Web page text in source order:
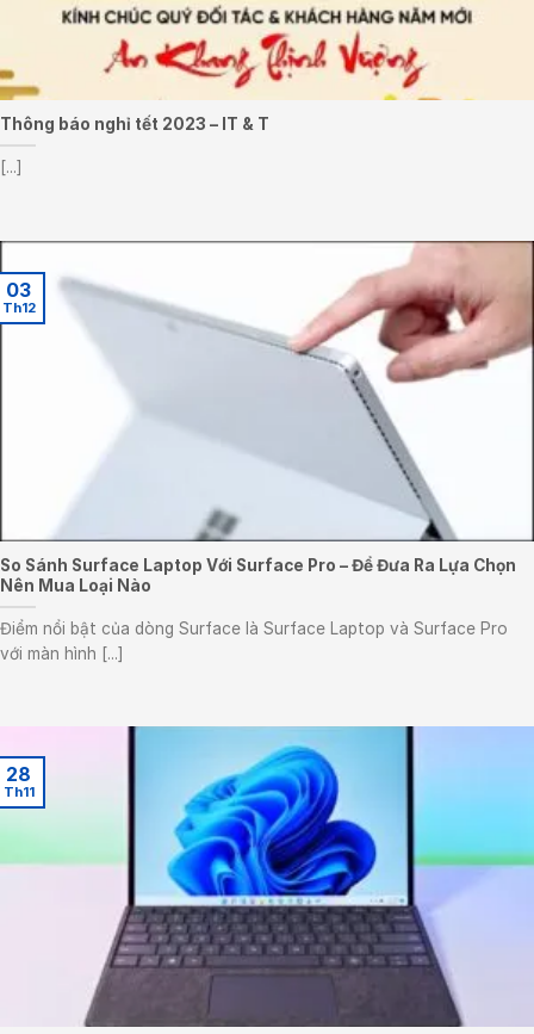
Thông báo nghỉ tết 2023 – IT & T
[...]
So Sánh Surface Laptop Với Surface Pro – Để Đưa Ra Lựa Chọn
Nên Mua Loại Nào
Điểm nổi bật của dòng Surface là Surface Laptop và Surface Pro
với màn hình [...]
03
Th12
28
Th11